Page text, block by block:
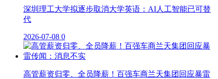
深圳理工大学拟逐步取消大学英语：AI人工智能已可替
代
2026-07-08 0
高管薪资归零、全员降薪！百强车商兰天集团回应暴雷